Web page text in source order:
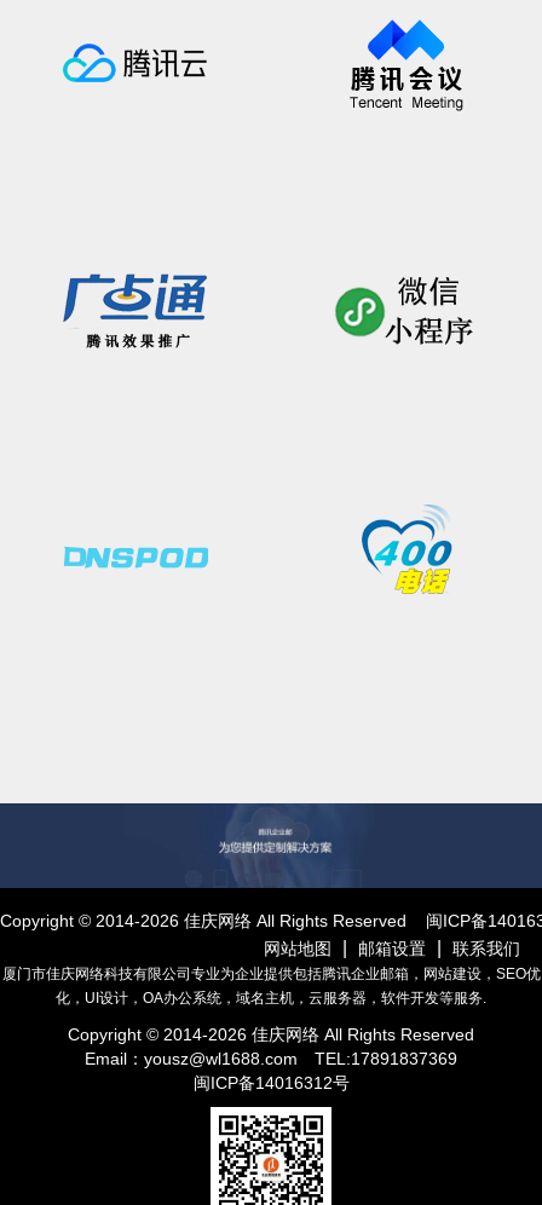
Copyright © 2014-2026 佳庆网络 All Rights Reserved 闽ICP备
网站地图
邮箱设置 联系我们
厦门市佳庆网络科技有限公司专业为企业提供包括腾讯企业邮箱，网站建设，SEO优
化，UI设计，OA办公系统，域名主机，云服务器，软件开发等服务.
Copyright © 2014-2026 佳庆网络 All Rights Reserved
Email： yousz@wl1688.com
TEL:17891837369
闽ICP备14016312号